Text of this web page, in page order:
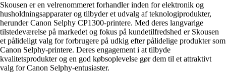
Skousen er en velrenommeret forhandler inden for elektronik og
husholdningsapparater og tilbyder et udvalg af teknologiprodukter,
herunder Canon Selphy CP1300-printere. Med deres langvarige
tilstedeværelse på markedet og fokus på kundetilfredshed er Skousen
et pålideligt valg for forbrugere på udkig efter pålidelige produkter som
Canon Selphy-printere. Deres engagement i at tilbyde
kvalitetsprodukter og en god købsoplevelse gør dem til et attraktivt
valg for Canon Selphy-entusiaster.